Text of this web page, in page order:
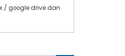
/ google drive dan